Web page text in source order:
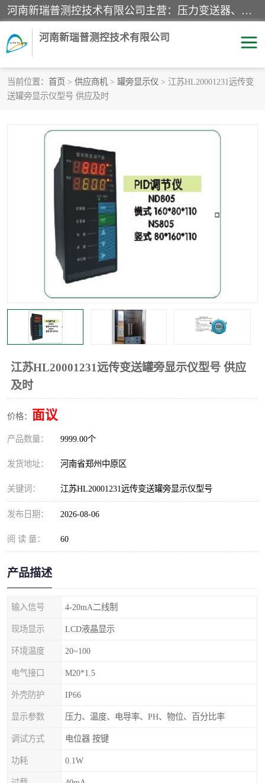
河南新瑞普测控技术有限公司主营：压力变送器、液位变送器、差压变送器、雷达料位计、电容物位计、温度显示控制仪表、电量变送器、流量计、工业自动化系统成套设备。
河南新瑞普测控技术有限公司
当前位置： 首页 > 供应商机 > 罐旁显示仪 > 江苏HL20001231远传变
送罐旁显示仪型号 供应及时
江苏HL20001231远传变送罐旁显示仪型号 供应
及时
价格： 面议
产品数量： 9999.00个
发货地址： 河南省郑州中原区
关键词： 江苏HL20001231远传变送罐旁显示仪型号
发布日期： 2026-08-06
阅 读 量： 60
产品描述
输入信号 4-20mA二线制
现场显示 LCD液晶显示
环境温度 20~100
电气接口 M20*1.5
外壳防护 IP66
显示参数 压力、温度、电导率、PH、物位、百分比率
调试方式 电位器 按键
功耗 0.1W
霍尼韦尔压力变送器
1151/3351产品分类 精巧型压力变送器
液位变送器
标准型工业压力变送器 罐旁显示仪
差压变送器 温度传感器变送器
温度显示控制仪表